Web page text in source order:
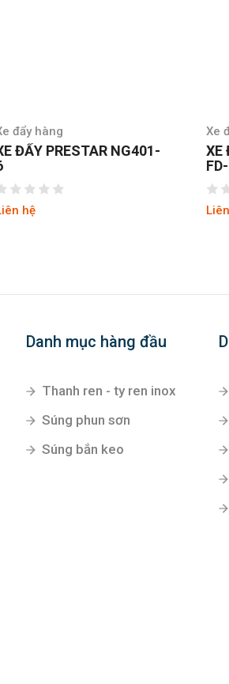
Xe đẩy hàng
XE ĐẨY SÀN NHỰA FEIDA
Danh mục hàng đầu
Thanh ren - ty ren inox
Súng phun sơn
Súng bắn keo